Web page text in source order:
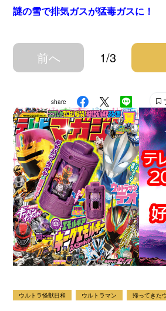
謎の雪で排気ガスが猛毒ガスに！
前へ 1/3
share
ウルトラ怪獣日和 ウルトラマン 帰ってきた